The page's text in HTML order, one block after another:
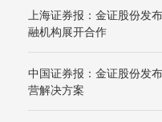
上海证券报：金证股份发
融机构展开合作
中国证券报：金证股份发
营解决方案